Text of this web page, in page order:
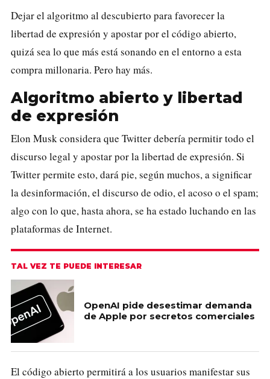
Dejar el algoritmo al descubierto para favorecer la
libertad de expresión y apostar por el código abierto,
quizá sea lo que más está sonando en el entorno a esta
compra millonaria. Pero hay más.
Algoritmo abierto y libertad
de expresión
Elon Musk considera que Twitter debería permitir todo el
discurso legal y apostar por la libertad de expresión. Si
Twitter permite esto, dará pie, según muchos, a significar
la desinformación, el discurso de odio, el acoso o el spam;
algo con lo que, hasta ahora, se ha estado luchando en las
plataformas de Internet.
TAL VEZ TE PUEDE INTERESAR
OpenAI pide desestimar demanda
de Apple por secretos comerciales
El código abierto permitirá a los usuarios manifestar sus